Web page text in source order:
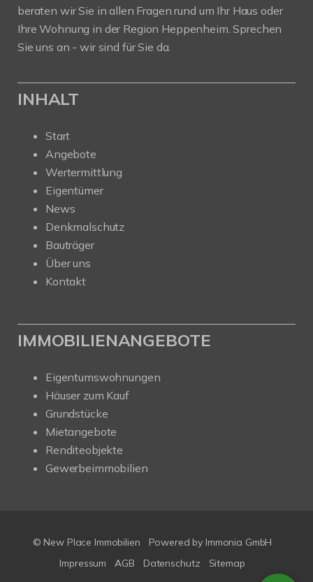
beraten wir Sie in allen Fragen rund um Ihr Haus oder
Ihre Wohnung in der Region Heppenheim. Sprechen
Sie uns an - wir sind für Sie da.
INHALT
Start
Angebote
Wertermittlung
Eigentümer
News
Denkmalschutz
Bauträger
Über uns
Kontakt
IMMOBILIENANGEBOTE
Eigentumswohnungen
Häuser zum Kauf
Grundstücke
Mietangebote
Renditeobjekte
Gewerbeimmobilien
© New Place Immobilien
Powered by Immonia GmbH
Impressum
AGB Datenschutz Sitemap